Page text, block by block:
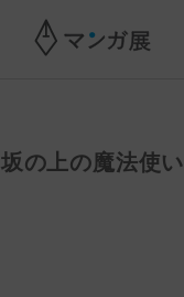
坂の上の魔法使い